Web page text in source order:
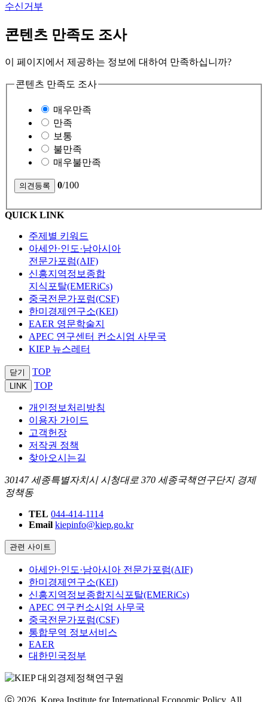
수신거부
콘텐츠 만족도 조사
이 페이지에서 제공하는 정보에 대하여 만족하십니까?
콘텐츠 만족도 조사
매우만족
만족
보통
불만족
매우불만족
0/100
QUICK LINK
주제별 키워드
아세안·인도·남아시아
전문가포럼(AIF)
신흥지역정보종합
지식포탈(EMERiCs)
중국전문가포럼(CSF)
한미경제연구소(KEI)
EAER 영문학술지
APEC 연구센터 컨소시엄 사무국
KIEP 뉴스레터
닫기 TOP
LINK TOP
개인정보처리방침
이용자 가이드
고객헌장
저작권 정책
찾아오시는길
30147 세종특별자치시 시청대로 370 세종국책연구단지 경제
정책동
TEL 044-414-1114
Email kiepinfo@kiep.go.kr
관련 사이트
아세안·인도·남아시아 전문가포럼(AIF)
한미경제연구소(KEI)
신흥지역정보종합지식포탈(EMERiCs)
APEC 연구컨소시엄 사무국
중국전문가포럼(CSF)
통합무역 정보서비스
EAER
대한민국정부